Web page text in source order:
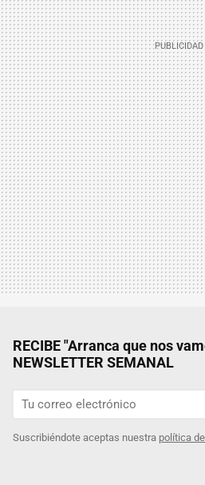
RECIBE "Arranca que nos
NEWSLETTER SEMANAL
Suscribiéndote aceptas nuestra política